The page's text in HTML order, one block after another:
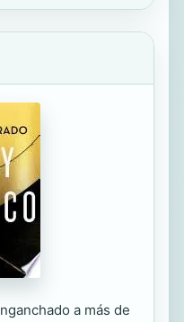
a más de